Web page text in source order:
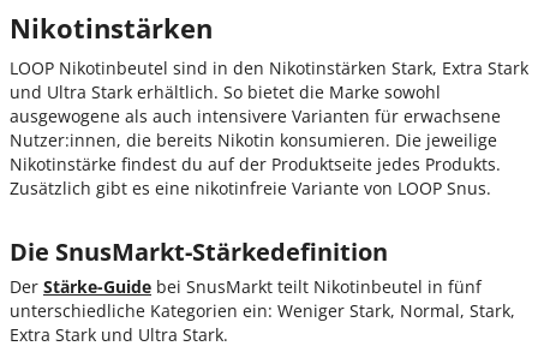
Nikotinstärken
LOOP Nikotinbeutel sind in den Nikotinstärken Stark, Extra Stark
und Ultra Stark erhältlich. So bietet die Marke sowohl
ausgewogene als auch intensivere Varianten für erwachsene
Nutzer:innen, die bereits Nikotin konsumieren. Die jeweilige
Nikotinstärke findest du auf der Produktseite jedes Produkts.
Zusätzlich gibt es eine nikotinfreie Variante von LOOP Snus.
Die SnusMarkt-Stärkedefinition
Der Stärke-Guide bei SnusMarkt teilt Nikotinbeutel in fünf
unterschiedliche Kategorien ein: Weniger Stark, Normal, Stark,
Extra Stark und Ultra Stark.